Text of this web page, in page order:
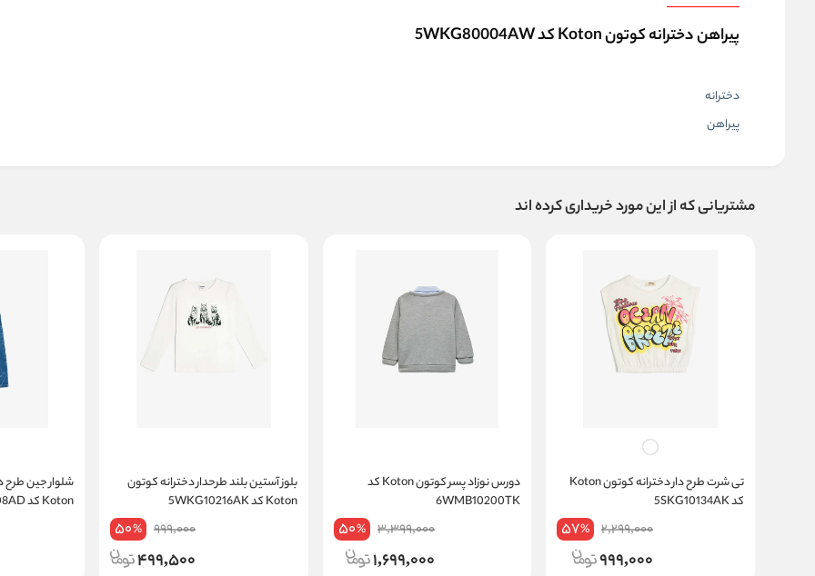
پیراهن دخترانه کوتون Koton کد 5WKG80004AW
دخترانه
پیراهن
مشتریانی که از این مورد خریداری کرده اند
تی شرت طرح دار دخترانه کوتون Koton
کد 5SKG10134AK
2,299,000
57%
999,000
دورس نوزاد پسر کوتون Koton کد
6WMB10200TK
3,399,000
50%
1,699,000
بلوز آستین بلند طرحدار دخترانه کوتون
Koton کد 5WKG10216AK
999,000
50%
499,500
شلوار جین طرح
Koton کد 5SMG40008AD